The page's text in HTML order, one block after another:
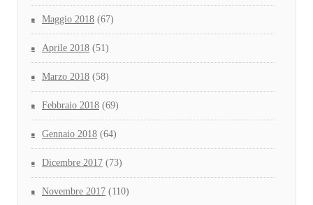
Maggio 2018 (67)
Aprile 2018 (51)
Marzo 2018 (58)
Febbraio 2018 (69)
Gennaio 2018 (64)
Dicembre 2017 (73)
Novembre 2017 (110)